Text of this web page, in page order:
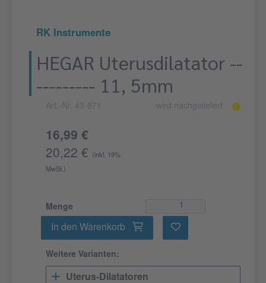
RK Instrumente
HEGAR Uterusdilatator --
--------- 11, 5mm
Art.-Nr. 43-871 wird nachgeliefert
16,99 €
20,22 €
(inkl. 19%
MwSt.)
Menge
In den Warenkorb
Weitere Varianten:
Uterus-Dilatatoren